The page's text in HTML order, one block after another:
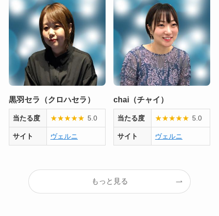
黒羽セラ（クロハセラ）
当たる度 ★★★★★ 5.0
サイト ヴェルニ
chai（チャイ）
当たる度 ★★★★★ 5.0
サイト ヴェルニ
もっと見る